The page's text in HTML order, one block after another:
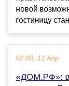
новой
гостиницу
02:00, 11 Апр
«ДОМ.РФ»: в